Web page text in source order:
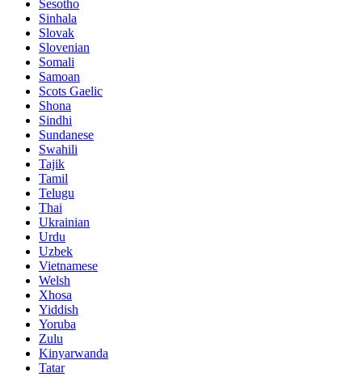
Sesotho
Sinhala
Slovak
Slovenian
Somali
Samoan
Scots Gaelic
Shona
Sindhi
Sundanese
Swahili
Tajik
Tamil
Telugu
Thai
Ukrainian
Urdu
Uzbek
Vietnamese
Welsh
Xhosa
Yiddish
Yoruba
Zulu
Kinyarwanda
Tatar